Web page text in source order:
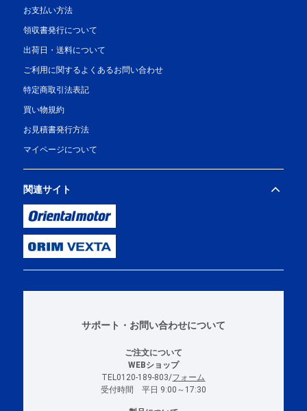
お支払い方法
領収書発行について
出荷日・送料について
ご利用に関するよくあるお問い合わせ
特定商取引法表記
買い物規約
お見積書発行方法
マイページについて
関連サイト
サポート・お問い合わせについて
ご注文について
WEBショップ
TEL0120-189-803/フォーム
受付時間 平日 9:00～17:30